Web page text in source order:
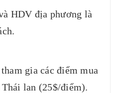
HDV địa phương là
gia các điểm mua
lan (25$/điểm).